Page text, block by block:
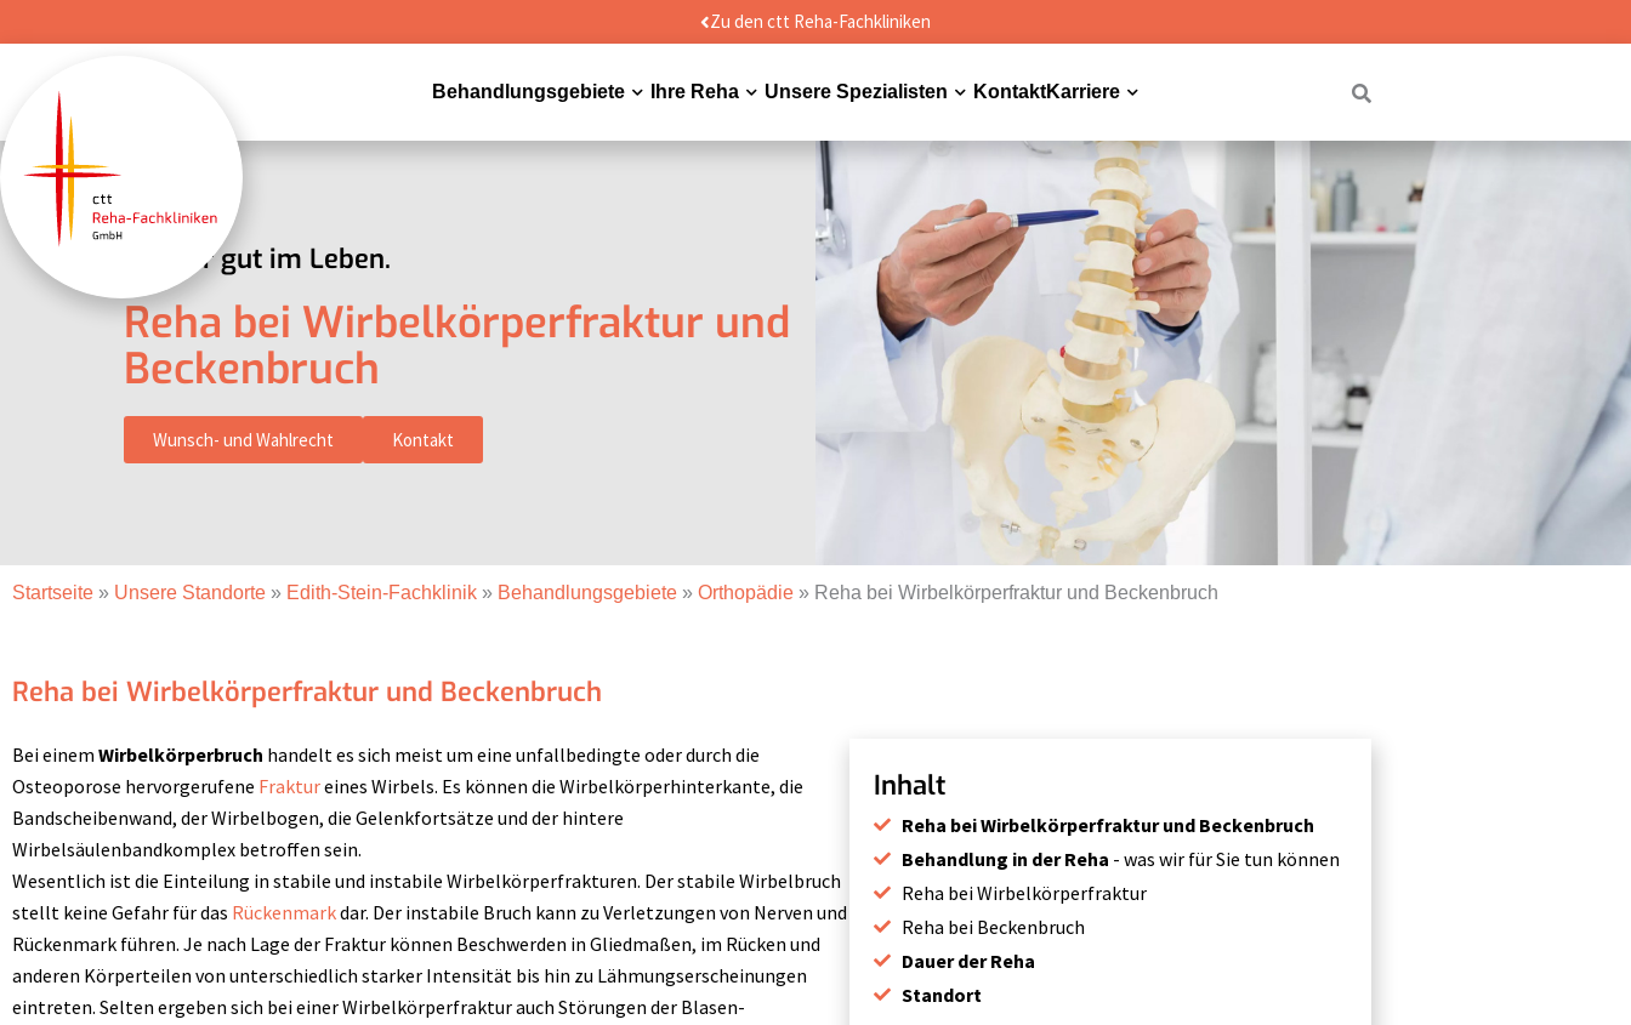
Inhalt
Zu den ctt Reha-Fachkliniken
Behandlungsgebiete DropdownIhre Reha Dropdown
Unsere Spezialisten Dropdown
KontaktKarriere Dropdown
Wieder gut im Leben.
Reha bei Wirbelkörperfraktur und
Beckenbruch
Wunsch- und Wahlrecht Kontakt
Startseite » Unsere Standorte » Edith-Stein-Fachklinik » Behandlungsgebiete » Orthopädie » Reha bei Wirbelkörperfraktur und Beckenbruch
Reha bei Wirbelkörperfraktur und Beckenbruch
Bei einem Wirbelkörperbruch handelt es sich meist um eine unfallbedingte oder durch die
Osteoporose hervorgerufene Fraktureines Wirbels. Es können die Wirbelkörperhinterkante, die
Bandscheibenwand, der Wirbelbogen, die Gelenkfortsätze und der hintere
Wirbelsäulenbandkomplex betroffen sein.
Wesentlich ist die Einteilung in stabile und instabile Wirbelkörperfrakturen. Der stabile Wirbelbruch
stellt keine Gefahr für das Rückenmarkdar. Der instabile Bruch kann zu Verletzungen von Nerven und
Rückenmark führen. Je nach Lage der Fraktur können Beschwerden in Gliedmaßen, im Rücken und
anderen Körperteilen von unterschiedlich starker Intensität bis hin zu Lähmungserscheinungen
eintreten. Selten ergeben sich bei einer Wirbelkörperfraktur auch Störungen der Blasen-
Inhalt
Reha bei Wirbelkörperfraktur und Beckenbruch
Behandlung in der Reha - was wir für Sie tun können
Reha bei Wirbelkörperfraktur
Reha bei Beckenbruch
Dauer der Reha
Standort